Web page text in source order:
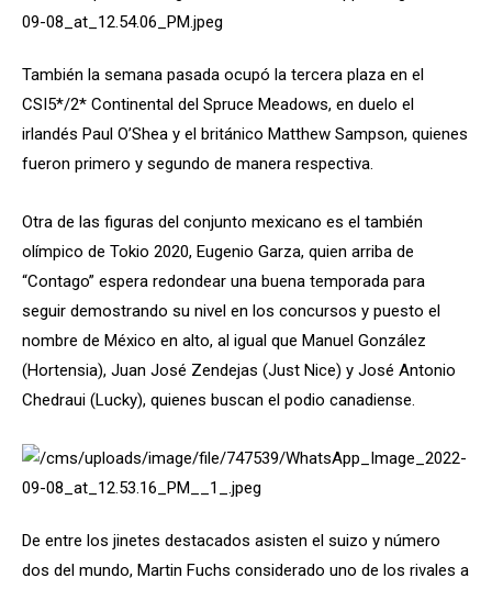
También la semana pasada ocupó la tercera plaza en el
CSI5*/2* Continental del Spruce Meadows, en duelo el
irlandés Paul O’Shea y el británico Matthew Sampson, quienes
fueron primero y segundo de manera respectiva.
Otra de las figuras del conjunto mexicano es el también
olímpico de Tokio 2020, Eugenio Garza, quien arriba de
“Contago” espera redondear una buena temporada para
seguir demostrando su nivel en los concursos y puesto el
nombre de México en alto, al igual que Manuel González
(Hortensia), Juan José Zendejas (Just Nice) y José Antonio
Chedraui (Lucky), quienes buscan el podio canadiense.
De entre los jinetes destacados asisten el suizo y número
dos del mundo, Martin Fuchs considerado uno de los rivales a